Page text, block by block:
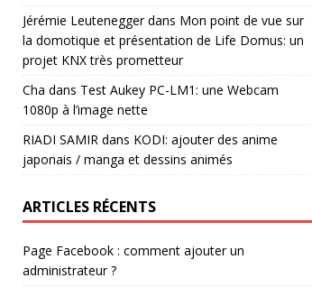
Jérémie Leuteneggerdans Mon point de vue sur
la domotique et présentation de Life Domus: un
projet KNX très prometteur
Cha dans Test Aukey PC-LM1: une Webcam
1080p à l’image nette
RIADI SAMIR dans KODI: ajouter des anime
japonais / manga et dessins animés
ARTICLES RÉCENTS
Page Facebook : comment ajouter un
administrateur ?